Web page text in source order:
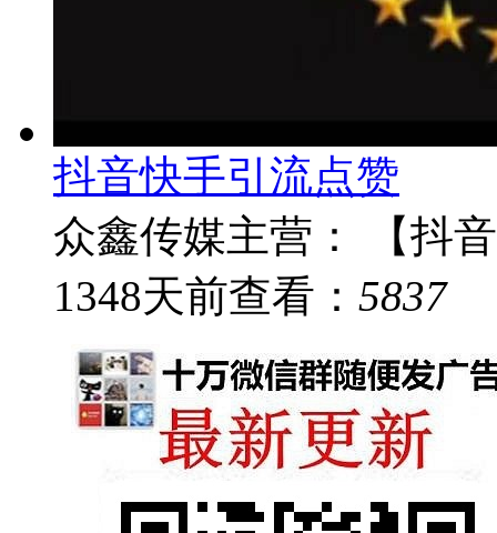
抖音快手引流点赞
众鑫传媒主营： 【抖
1348天前查看： 5837